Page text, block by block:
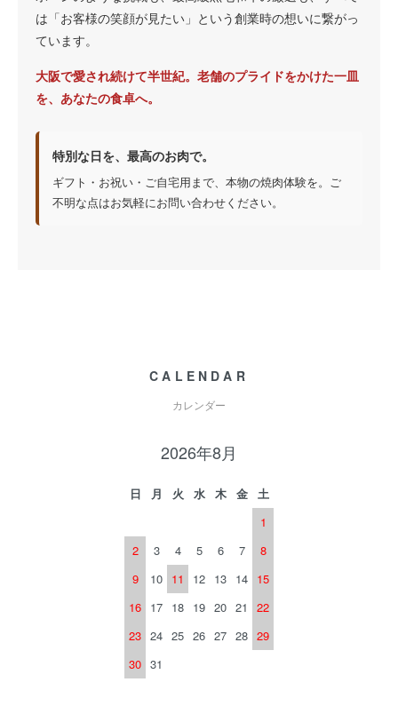
は「お客様の笑顔が見たい」という創業時の想いに繋がっ
ています。
大阪で愛され続けて半世紀。老舗のプライドをかけた一皿
を、あなたの食卓へ。
特別な日を、最高のお肉で。
ギフト・お祝い・ご自宅用まで、本物の焼肉体験を。ご
不明な点はお気軽にお問い合わせください。
CALENDAR
カレンダー
2026年8月
日 月 火 水 木 金
土
1
2
3 4 5 6 7
8
9
10 11 12 13 14 15
16 17 18 19 20 21
22
23 24 25 26 27 28 29
30 31